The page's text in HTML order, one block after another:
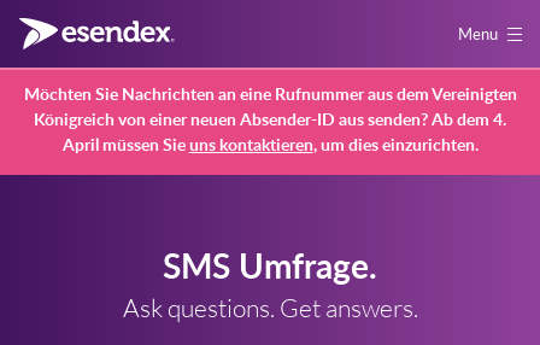
Menu
Möchten Sie Nachrichten an eine Rufnummer aus dem Vereinigten
Königreich von einer neuen Absender-ID aus senden? Ab dem 4.
April müssen Sieuns kontaktieren, um dies einzurichten.
SMS Umfrage.
Ask questions. Get answers.